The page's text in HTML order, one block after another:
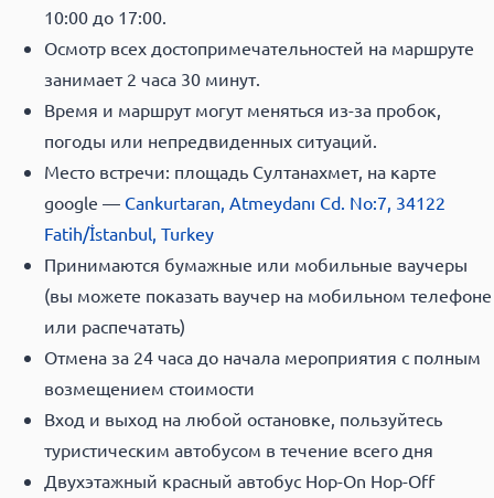
10:00 до 17:00.
Осмотр всех достопримечательностей на маршруте
занимает 2 часа 30 минут.
Время и маршрут могут меняться из-за пробок,
погоды или непредвиденных ситуаций.
Место встречи: площадь Султанахмет, на карте
google — Cankurtaran, Atmeydanı Cd. No:7, 34122
Fatih/İstanbul, Turkey
Принимаются бумажные или мобильные ваучеры
(вы можете показать ваучер на мобильном телефоне
или распечатать)
Отмена за 24 часа до начала мероприятия с полным
возмещением стоимости
Вход и выход на любой остановке, пользуйтесь
туристическим автобусом в течение всего дня
Двухэтажный красный автобус Hop-On Hop-Off